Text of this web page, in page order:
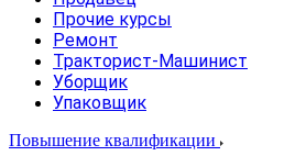
Прочие курсы
Ремонт
Тракторист-Машинист
Уборщик
Упаковщик
Повышение квалификации